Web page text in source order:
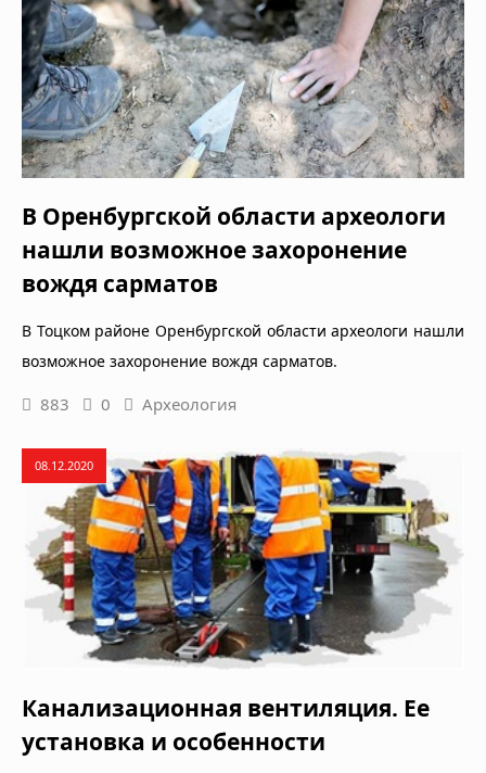
В Оренбургской области археологи
нашли возможное захоронение
вождя сарматов
В Тоцком районе Оренбургской области археологи нашли
возможное захоронение вождя сарматов.
883 0 Археология
08.12.2020
Канализационная вентиляция. Ее
установка и особенности